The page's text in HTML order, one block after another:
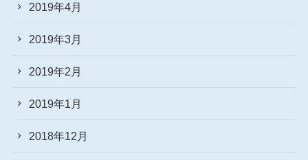
2019年4月
2019年3月
2019年2月
2019年1月
2018年12月